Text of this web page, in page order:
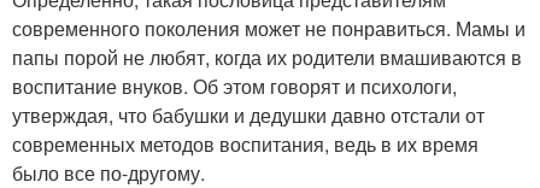
современного поколения может не понравиться. Мамы и
папы порой не любят, когда их родители вмашиваются в
воспитание внуков. Об этом говорят и психологи,
утверждая, что бабушки и дедушки давно отстали от
современных методов воспитания, ведь в их время
было все по-другому.